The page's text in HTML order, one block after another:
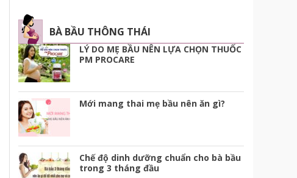
BÀ BẦU THÔNG THÁI
LÝ DO MẸ BẦU NÊN LỰA CHỌN THUỐC
PM PROCARE
Mới mang thai mẹ bầu nên ăn gì?
Chế độ dinh dưỡng chuẩn cho bà bầu
trong 3 tháng đầu